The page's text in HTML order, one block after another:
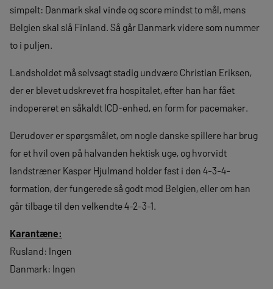
simpelt: Danmark skal vinde og score mindst to mål, mens
Belgien skal slå Finland. Så går Danmark videre som nummer
to i puljen.
Landsholdet må selvsagt stadig undvære Christian Eriksen,
der er blevet udskrevet fra hospitalet, efter han har fået
indopereret en såkaldt ICD-enhed, en form for pacemaker.
Derudover er spørgsmålet, om nogle danske spillere har brug
for et hvil oven på halvanden hektisk uge, og hvorvidt
landstræner Kasper Hjulmand holder fast i den 4-3-4-
formation, der fungerede så godt mod Belgien, eller om han
går tilbage til den velkendte 4-2-3-1.
Karantæne:
Rusland: Ingen
Danmark: Ingen